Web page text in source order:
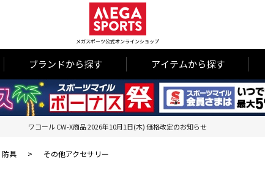
メガスポーツ公式オンラインショップ
ブランドから探す アイテムから探す
ワコール CW-X商品 2026年10月1日(木) 価格改定のお知らせ
防具 > その他アクセサリー